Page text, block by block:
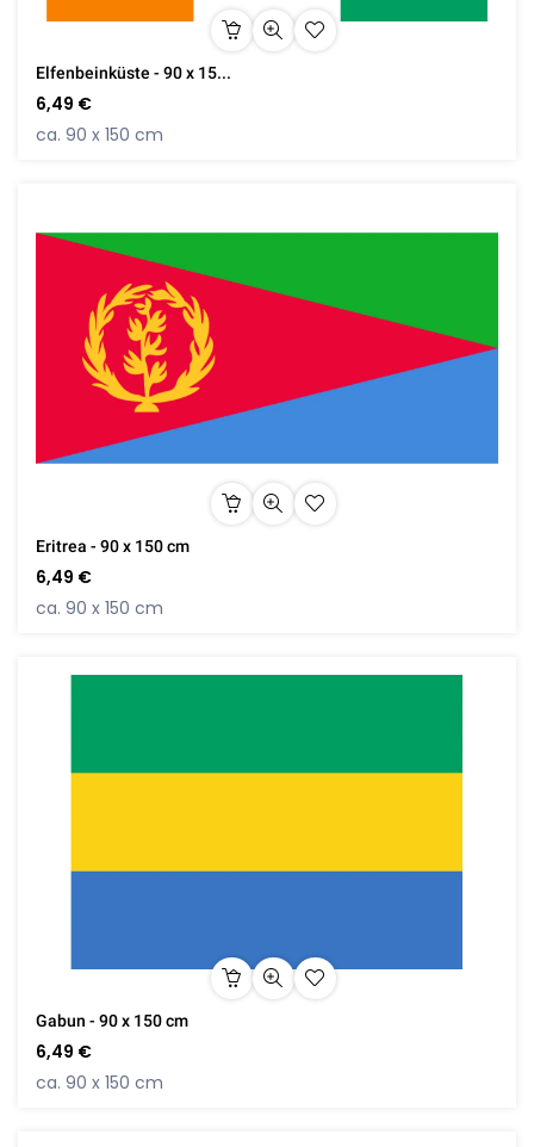
Elfenbeinküste - 90 x 15...
6,49 €
ca. 90 x 150 cm
Eritrea - 90 x 150 cm
6,49 €
ca. 90 x 150 cm
Gabun - 90 x 150 cm
6,49 €
ca. 90 x 150 cm